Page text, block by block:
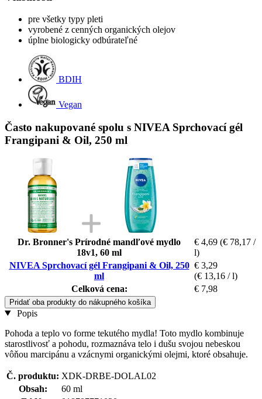
pre všetky typy pleti
vyrobené z cenných organických olejov
úplne biologicky odbúrateľné
BDIH
Vegan
Často nakupované spolu s NIVEA Sprchovací gél
Frangipani & Oil, 250 ml
Dr. Bronner's Prírodné mandľové mydlo
18v1, 60 ml
€ 4,69 (€ 78,17 /
l)
NIVEA Sprchovací gél Frangipani & Oil, 250
ml
€ 3,29
(€ 13,16 / l)
Celková cena:
€ 7,98
Pridať oba produkty do nákupného košíka
Popis
Pohoda a teplo vo forme tekutého mydla! Toto mydlo kombinuje
starostlivosť a pohodu, rozmaznáva telo i dušu svojou nebeskou
vôňou marcipánu a vzácnymi organickými olejmi, ktoré obsahuje.
Č. produktu: XDK-DRBE-DOLAL02
Obsah:
60 ml